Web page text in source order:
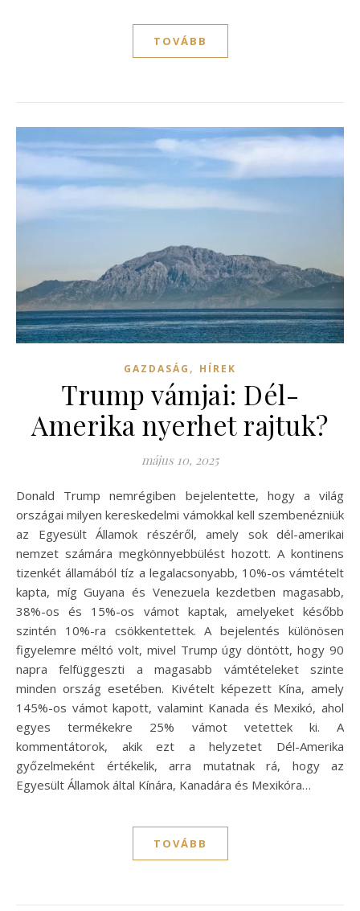
TOVÁBB
GAZDASÁG , HÍREK
Trump vámjai: Dél-
Amerika nyerhet rajtuk?
május 10, 2025
Donald Trump nemrégiben bejelentette, hogy a világ
országai milyen kereskedelmi vámokkal kell szembenézniük
az Egyesült Államok részéről, amely sok dél-amerikai
nemzet számára megkönnyebbülést hozott. A kontinens
tizenkét államából tíz a legalacsonyabb, 10%-os vámtételt
kapta, míg Guyana és Venezuela kezdetben magasabb,
38%-os és 15%-os vámot kaptak, amelyeket később
szintén 10%-ra csökkentettek. A bejelentés különösen
figyelemre méltó volt, mivel Trump úgy döntött, hogy 90
napra felfüggeszti a magasabb vámtételeket szinte
minden ország esetében. Kivételt képezett Kína, amely
145%-os vámot kapott, valamint Kanada és Mexikó, ahol
egyes termékekre 25% vámot vetettek ki. A
kommentátorok, akik ezt a helyzetet Dél-Amerika
győzelmeként értékelik, arra mutatnak rá, hogy az
Egyesült Államok által Kínára, Kanadára és Mexikóra…
TOVÁBB